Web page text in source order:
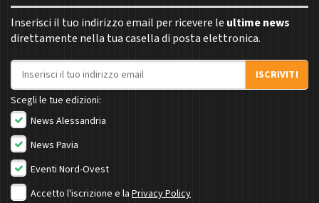
Inserisci il tuo indirizzo email per ricevere le ultime news
direttamente nella tua casella di posta elettronica.
Indirizzo email
ISCRIVITI
Scegli le tue edizioni:
News Alessandria
News Pavia
Eventi Nord-Ovest
Accetto l'iscrizione e la Privacy Policy